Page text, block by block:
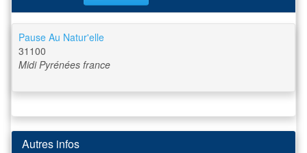
Pause Au Natur'elle
31100
Midi Pyrénées france
Autres infos